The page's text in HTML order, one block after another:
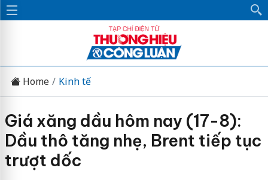
Home Kinh tế
Giá xăng dầu hôm nay (17-8):
Dầu thô tăng nhẹ, Brent tiếp tục
trượt dốc